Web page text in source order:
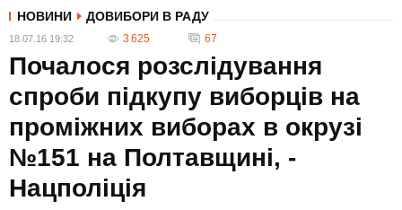
НОВИНИ ДОВИБОРИ В РАДУ
18.07.16 19:32 3 625 67
Почалося розслідування
спроби підкупу виборців на
проміжних виборах в окрузі
№151 на Полтавщині, -
Нацполіція